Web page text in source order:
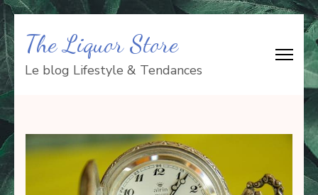
Aller
au
contenu
(Pressez
Entrée)
The Liquor Store
Le blog Lifestyle & Tendances